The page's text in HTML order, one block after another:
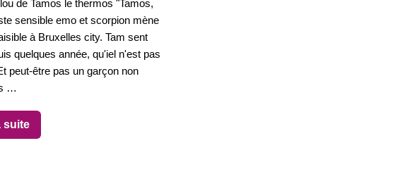
de Tamos le thermos "Tamos,
sensible emo et scorpion mène
à Bruxelles city. Tam sent
quelques année, qu'iel n'est pas
peut-être pas un garçon non
…
suite